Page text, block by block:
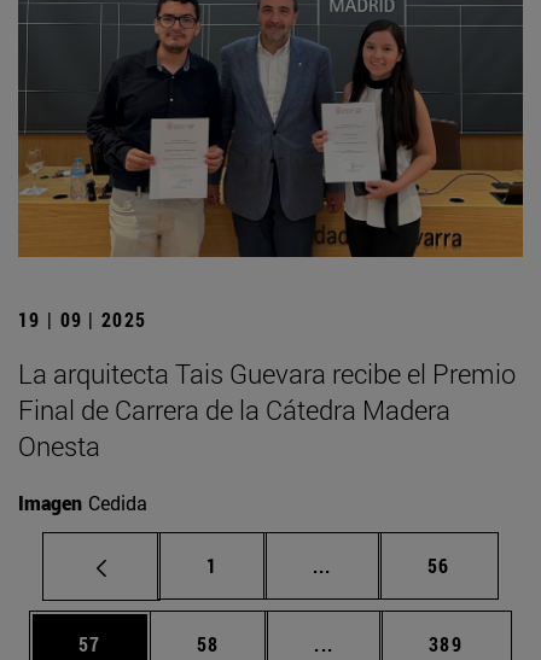
19 | 09 | 2025
La arquitecta Tais Guevara recibe el Premio
Final de Carrera de la Cátedra Madera
Onesta
Imagen Cedida
Página
1 ... Páginas intermedias
Página
56
Página
57 Página
58 ... Páginas intermedias
Página
389